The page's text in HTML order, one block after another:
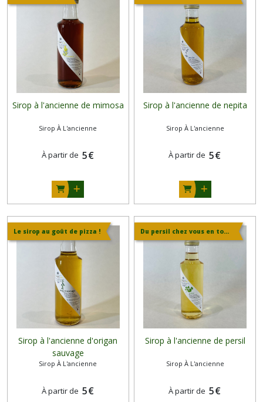
Sirop à l'ancienne de mimosa
Sirop À L'ancienne
À partir de 5€
Sirop à l'ancienne de nepita
Sirop À L'ancienne
À partir de 5€
Le sirop au goût de pizza !
Sirop à l'ancienne d'origan
sauvage
Sirop À L'ancienne
À partir de 5€
Du persil chez vous en toutes saisons
Sirop à l'ancienne de persil
Sirop À L'ancienne
À partir de 5€